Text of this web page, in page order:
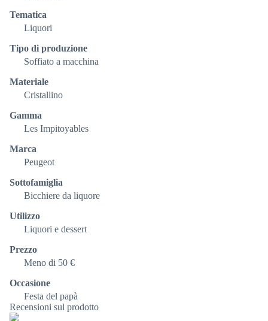
Tematica
Liquori
Tipo di produzione
Soffiato a macchina
Materiale
Cristallino
Gamma
Les Impitoyables
Marca
Peugeot
Sottofamiglia
Bicchiere da liquore
Utilizzo
Liquori e dessert
Prezzo
Meno di 50 €
Occasione
Festa del papà
Recensioni sul prodotto